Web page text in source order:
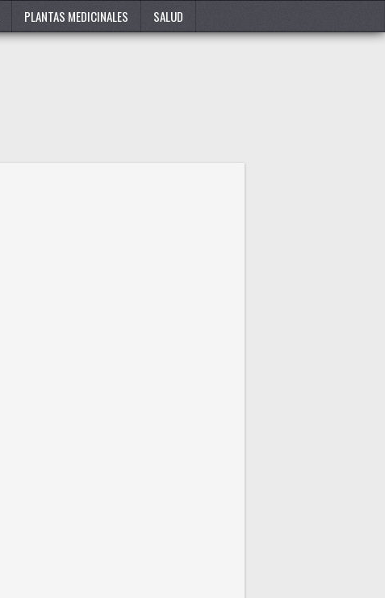
PLANTAS MEDICINALES SALUD